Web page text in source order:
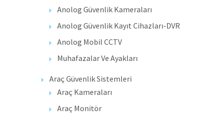
Anolog Güvenlik Kameraları
Anolog Güvenlik Kayıt Cihazları-DVR
Anolog Mobil CCTV
Muhafazalar Ve Ayakları
Araç Güvenlik Sistemleri
Araç Kameraları
Araç Monitör